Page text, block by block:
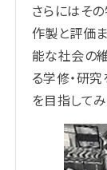
さらにはそ
作製と評価
能な社会の
る学修・研
を目指して